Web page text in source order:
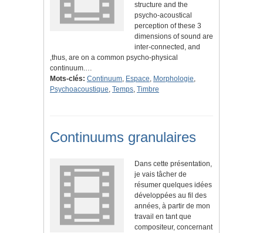
structure and the
psycho-acoustical
perception of these 3
dimensions of sound are
inter-connected, and
,thus, are on a common psycho-physical
continuum.…
Mots-clés: Continuum, Espace, Morphologie,
Psychoacoustique, Temps, Timbre
Continuums granulaires
Dans cette présentation,
je vais tâcher de
résumer quelques idées
développées au fil des
années, à partir de mon
travail en tant que
compositeur, concernant